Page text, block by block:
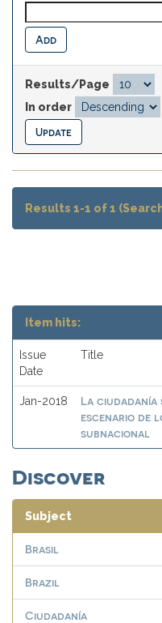
Results/Page
In order
Results 1-1 of 1
Item hits:
Issue
Date
Title
Jan-2018
La
escenario de
subnacional
Discover
Subject
Brasil
Brazil
Ciudadanía